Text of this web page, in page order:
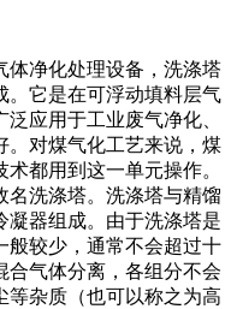
体净化处理设备，洗涤塔
。它是在可浮动填料层气
应用于工业废气净化、
。对煤气化工艺来说，煤
都用到这一单元操作。
名洗涤塔。洗涤塔与精馏
凝器组成。由于洗涤塔是
般较少，通常不会超过十
合气体分离，各组分不会
等杂质（也可以称之为高